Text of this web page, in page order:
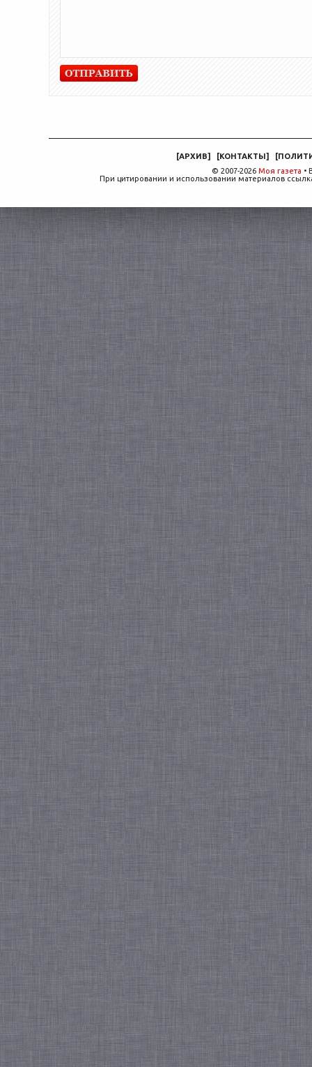
[АРХИВ] [КОНТАКТЫ] [
© 2007-2026 Моя газета •
При цитировании и использовании материалов